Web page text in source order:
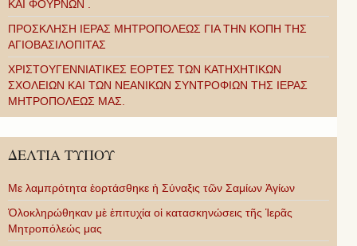
ΚΑΙ ΦΟΥΡΝΩΝ .
ΠΡΟΣΚΛΗΣΗ ΙΕΡΑΣ ΜΗΤΡΟΠΟΛΕΩΣ ΓΙΑ ΤΗΝ ΚΟΠΗ ΤΗΣ
ΑΓΙΟΒΑΣΙΛΟΠΙΤΑΣ
ΧΡΙΣΤΟΥΓΕΝΝΙΑΤΙΚΕΣ ΕΟΡΤΕΣ ΤΩΝ ΚΑΤΗΧΗΤΙΚΩΝ
ΣΧΟΛΕΙΩΝ ΚΑΙ ΤΩΝ ΝΕΑΝΙΚΩΝ ΣΥΝΤΡΟΦΙΩΝ ΤΗΣ ΙΕΡΑΣ
ΜΗΤΡΟΠΟΛΕΩΣ ΜΑΣ.
ΔΕΛΤΙΑ ΤΥΠΟΥ
Με λαμπρότητα ἑορτάσθηκε ἡ Σύναξις τῶν Σαμίων Ἁγίων
Ὁλοκληρώθηκαν μὲ ἐπιτυχία οἱ κατασκηνώσεις τῆς Ἱερᾶς
Μητροπόλεώς μας